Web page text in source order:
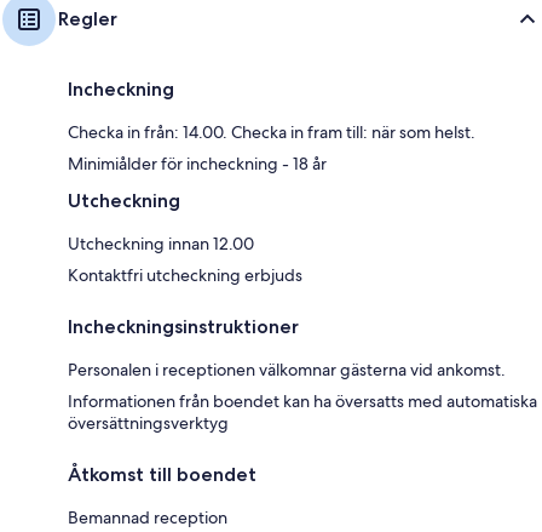
Regler
Incheckning
Checka in från: 14.00. Checka in fram till: när som helst.
Minimiålder för incheckning - 18 år
Utcheckning
Utcheckning innan 12.00
Kontaktfri utcheckning erbjuds
Incheckningsinstruktioner
Personalen i receptionen välkomnar gästerna vid ankomst.
Informationen från boendet kan ha översatts med automatiska
översättningsverktyg
Åtkomst till boendet
Bemannad reception